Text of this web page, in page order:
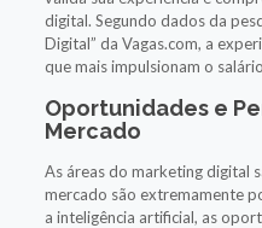
digital. Segundo dados da
Digital” da Vagas.com, a
que mais impulsionam o
Oportunidades e
Mercado
As áreas do marketing digital
mercado são extremamente
a inteligência artificial, as